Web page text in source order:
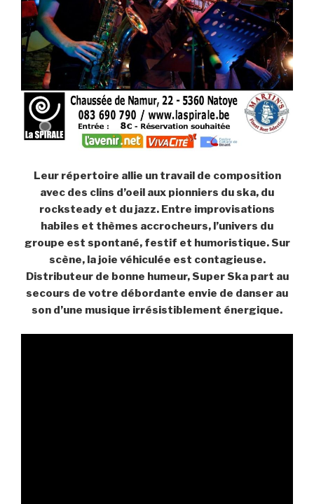
Leur répertoire allie un travail de composition
avec des clins d’oeil aux pionniers du ska, du
rocksteady et du jazz. Entre improvisations
habiles et thèmes accrocheurs, l’univers du
groupe est spontané, festif et humoristique. Sur
scène, la joie véhiculée est contagieuse.
Distributeur de bonne humeur, Super Ska part au
secours de votre débordante envie de danser au
son d’une musique irrésistiblement énergique.